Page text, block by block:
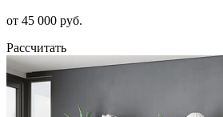
от 45 000 руб.
Рассчитать